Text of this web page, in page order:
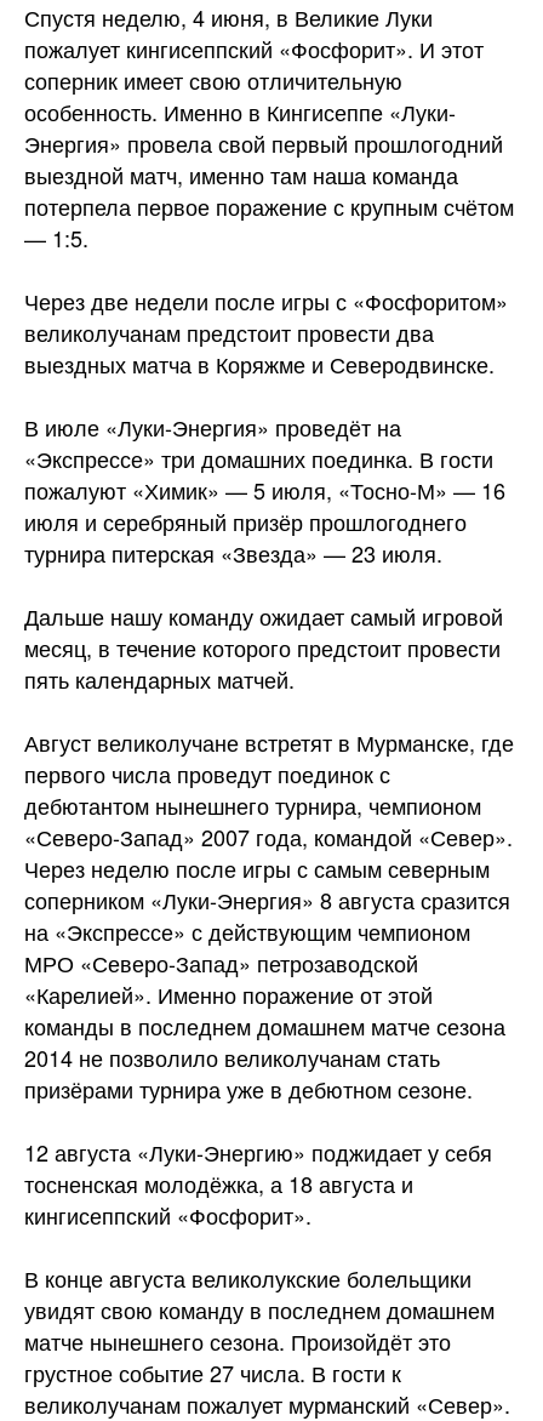
Спустя неделю, 4 июня, в Великие Луки
пожалует кингисеппский «Фосфорит». И этот
соперник имеет свою отличительную
особенность. Именно в Кингисеппе «Луки-
Энергия» провела свой первый прошлогодний
выездной матч, именно там наша команда
потерпела первое поражение с крупным счётом
— 1:5.
Через две недели после игры с «Фосфоритом»
великолучанам предстоит провести два
выездных матча в Коряжме и Северодвинске.
В июле «Луки-Энергия» проведёт на
«Экспрессе» три домашних поединка. В гости
пожалуют «Химик» — 5 июля, «Тосно-М» — 16
июля и серебряный призёр прошлогоднего
турнира питерская «Звезда» — 23 июля.
Дальше нашу команду ожидает самый игровой
месяц, в течение которого предстоит провести
пять календарных матчей.
Август великолучане встретят в Мурманске, где
первого числа проведут поединок с
дебютантом нынешнего турнира, чемпионом
«Северо-Запад» 2007 года, командой «Север».
Через неделю после игры с самым северным
соперником «Луки-Энергия» 8 августа сразится
на «Экспрессе» с действующим чемпионом
МРО «Северо-Запад» петрозаводской
«Карелией». Именно поражение от этой
команды в последнем домашнем матче сезона
2014 не позволило великолучанам стать
призёрами турнира уже в дебютном сезоне.
12 августа «Луки-Энергию» поджидает у себя
тосненская молодёжка, а 18 августа и
кингисеппский «Фосфорит».
В конце августа великолукские болельщики
увидят свою команду в последнем домашнем
матче нынешнего сезона. Произойдёт это
грустное событие 27 числа. В гости к
великолучанам пожалует мурманский «Север».